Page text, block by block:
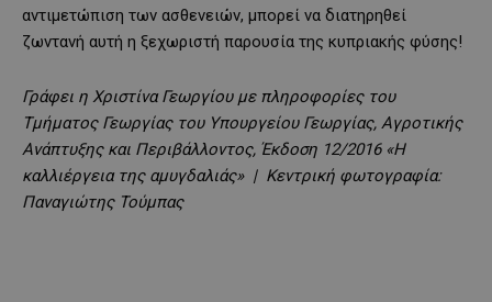
αντιμετώπιση των ασθενειών, μπορεί να διατηρηθεί
ζωντανή αυτή η ξεχωριστή παρουσία της κυπριακής φύσης!
Γράφει η Χριστίνα Γεωργίου με πληροφορίες του
Τμήματος Γεωργίας του Υπουργείου Γεωργίας, Αγροτικής
Ανάπτυξης και Περιβάλλοντος, Έκδοση 12/2016 «Η
καλλιέργεια της αμυγδαλιάς» | Κεντρική φωτογραφία:
Παναγιώτης Τούμπας